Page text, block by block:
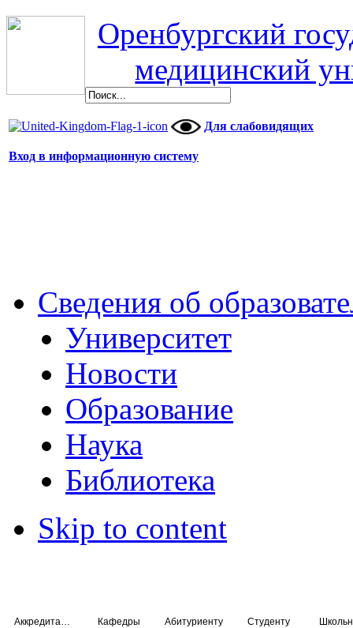
Оренбургский
медицинский
Для слабовидящих
Вход в информационную систему
Сведения об
Университет
Новости
Образование
Наука
Библиотека
Skip to content
Кафедры Абитуриенту Студенту